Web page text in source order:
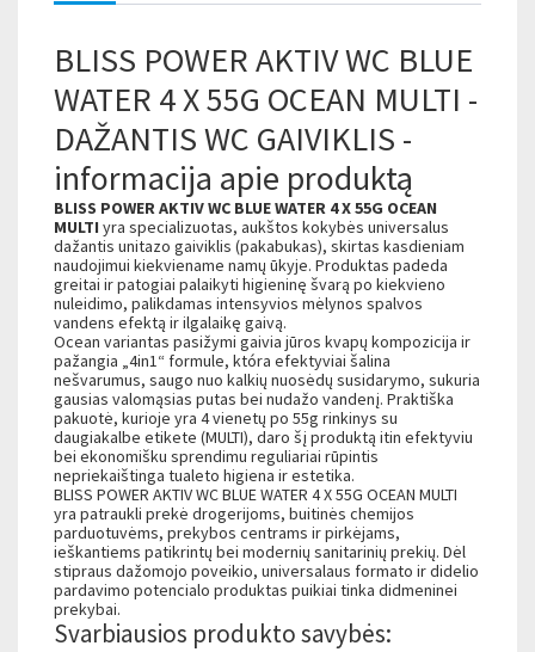
BLISS POWER AKTIV WC BLUE
WATER 4 X 55G OCEAN MULTI -
DAŽANTIS WC GAIVIKLIS -
informacija apie produktą
BLISS POWER AKTIV WC BLUE WATER 4 X 55G OCEAN
MULTI yra specializuotas, aukštos kokybės universalus
dažantis unitazo gaiviklis (pakabukas), skirtas kasdieniam
naudojimui kiekviename namų ūkyje. Produktas padeda
greitai ir patogiai palaikyti higieninę švarą po kiekvieno
nuleidimo, palikdamas intensyvios mėlynos spalvos
vandens efektą ir ilgalaikę gaivą.
Ocean variantas pasižymi gaivia jūros kvapų kompozicija ir
pažangia „4in1“ formule, która efektyviai šalina
nešvarumus, saugo nuo kalkių nuosėdų susidarymo, sukuria
gausias valomąsias putas bei nudažo vandenį. Praktiška
pakuotė, kurioje yra 4 vienetų po 55g rinkinys su
daugiakalbe etikete (MULTI), daro šį produktą itin efektyviu
bei ekonomišku sprendimu reguliariai rūpintis
nepriekaištinga tualeto higiena ir estetika.
BLISS POWER AKTIV WC BLUE WATER 4 X 55G OCEAN MULTI
yra patraukli prekė drogerijoms, buitinės chemijos
parduotuvėms, prekybos centrams ir pirkėjams,
ieškantiems patikrintų bei modernių sanitarinių prekių. Dėl
stipraus dažomojo poveikio, universalaus formato ir didelio
pardavimo potencialo produktas puikiai tinka didmeninei
prekybai.
Svarbiausios produkto savybės: